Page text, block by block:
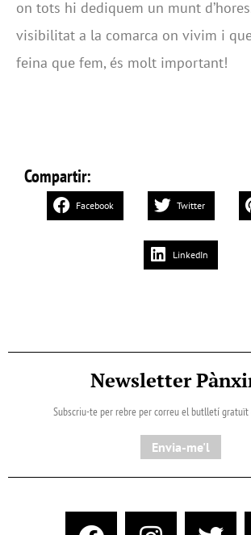
on tots hi dediquem un munt
visibilitat a la comarca on vivim i
feina que fem, és molt important!
Compartir:
Facebook Twitter
LinkedIn
Newsletter
Subscriu-te per rebre per correu el butlletí gratuït
Envia-me'l